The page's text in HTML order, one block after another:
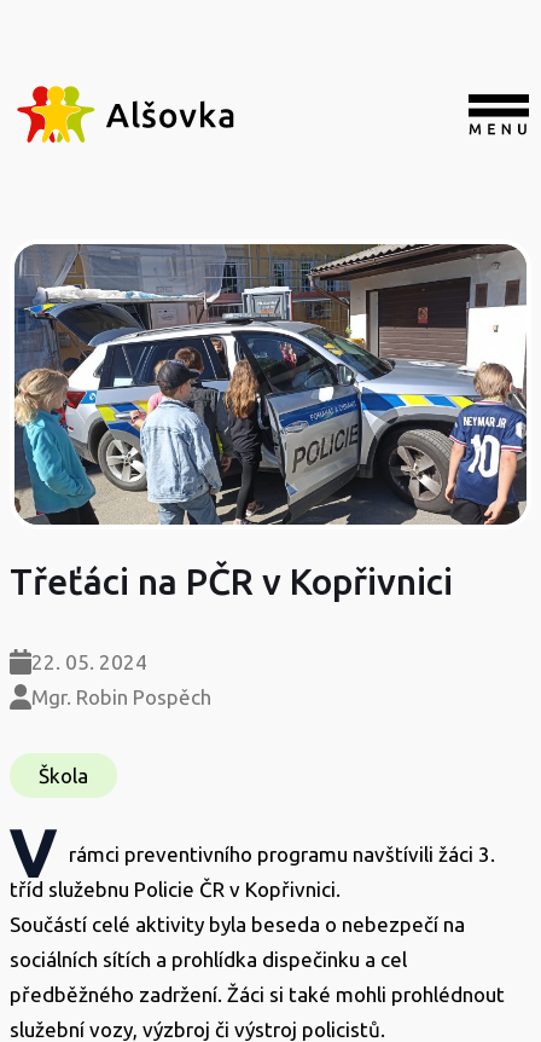
Třeťáci na PČR v Kopřivnici
22. 05. 2024
Mgr. Robin Pospěch
Škola
V
rámci preventivního programu navštívili žáci 3.
tříd služebnu Policie ČR v Kopřivnici.
Součástí celé aktivity byla beseda o nebezpečí na
sociálních sítích a prohlídka dispečinku a cel
předběžného zadržení. Žáci si také mohli prohlédnout
služební vozy, výzbroj či výstroj policistů.